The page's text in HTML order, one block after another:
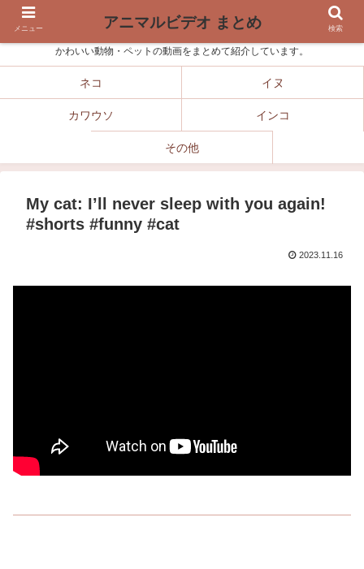
かわいい動物・ペットの動画をまとめて紹介しています。
ネコ イヌ
カワウソ インコ
その他
My cat: I’ll never sleep with you again!
#shorts #funny #cat
2023.11.16
メニュー アニマルビデオ まとめ 検索